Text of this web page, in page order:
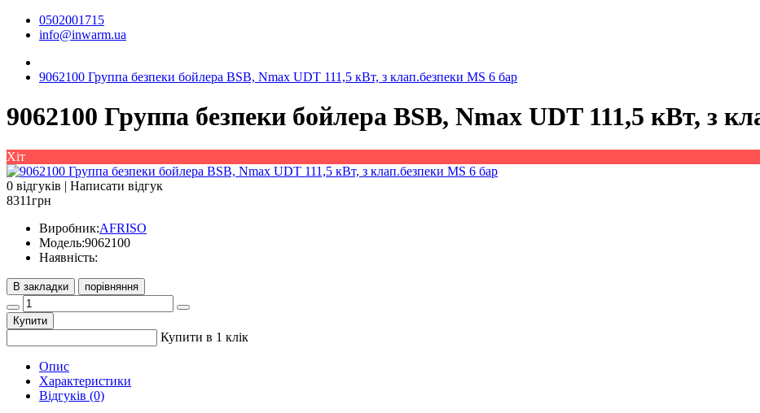
0502001715
info@inwarm.ua
9062100 Группа безпеки бойлера BSB, Nmax UDT 111,5 кВт, з клап.безпеки MS 6 бар
9062100 Группа безпеки бойлера BSB, Nmax UDT 111,5 кВт, з
Хіт
0 відгуків | Написати відгук
8311грн
Виробник:AFRISO
Модель:9062100
Наявність:
В закладки порівняння
Купити
Купити в 1 клік
Опис
Характеристики
Відгуків (0)